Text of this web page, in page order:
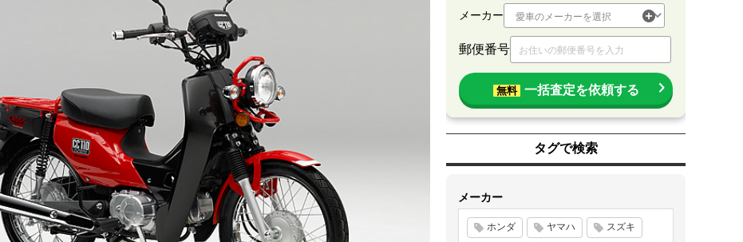
メーカー
郵便番号
無料 一括査定を依頼する
タグで検索
メーカー
ホンダ ヤマハ スズキ